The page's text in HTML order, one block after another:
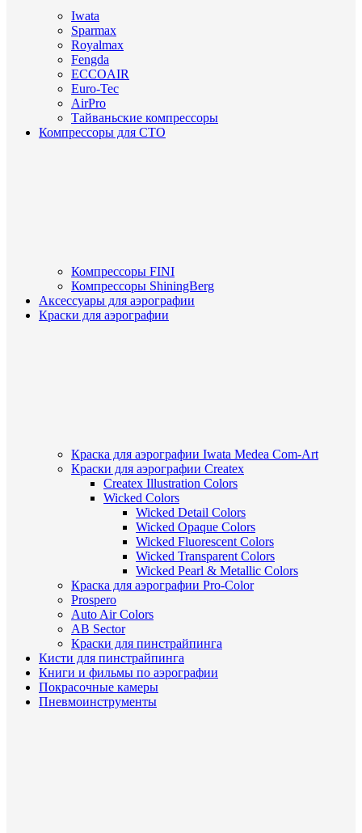
Iwata
Sparmax
Royalmax
Fengda
ECCOAIR
Euro-Tec
AirPro
Тайваньские компрессоры
Компрессоры для СТО
Компрессоры FINI
Компрессоры ShiningBerg
Аксессуары для аэрографии
Краски для аэрографии
Краска для аэрографии Iwata Medea Com-Art
Краски для аэрографии Createx
Createx Illustration Colors
Wicked Colors
Wicked Detail Colors
Wicked Opaque Colors
Wicked Fluorescent Colors
Wicked Transparent Colors
Wicked Pearl & Metallic Colors
Краска для аэрографии Pro-Color
Prospero
Auto Air Colors
AB Sector
Краски для пинстрайпинга
Кисти для пинстрайпинга
Книги и фильмы по аэрографии
Покрасочные камеры
Пневмоинструменты